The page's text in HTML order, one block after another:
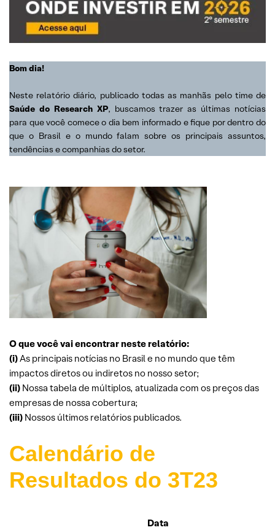
Bom dia!
Neste relatório diário, publicado todas as manhãs pelo time de
Saúde do Research XP, buscamos trazer as últimas notícias
para que você comece o dia bem informado e fique por dentro do
que o Brasil e o mundo falam sobre os principais assuntos,
tendências e companhias do setor.
O que você vai encontrar neste relatório:
(i)As principais notícias no Brasil e no mundo que têm
impactos diretos ou indiretos no nosso setor;
(ii) Nossa tabela de múltiplos, atualizada com os preços das
empresas de nossa cobertura;
(iii) Nossos últimos relatórios publicados.
Calendário de
Resultados do 3T23
Data